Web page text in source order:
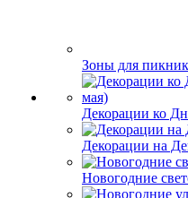
Зоны для
Декорации ко
Декорации на
Новогодние